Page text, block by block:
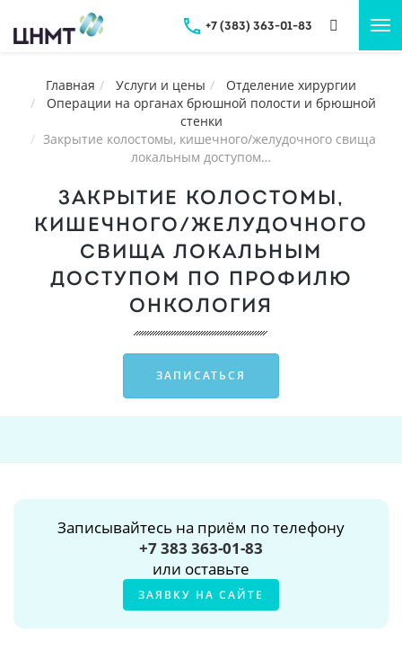
+7 (383) 363-01-83
Главная Услуги и цены
Отделение хирургии
Операции на органах брюшной полости и брюшной
стенки
Закрытие колостомы, кишечного/желудочного свища
локальным доступом…
ЗАКРЫТИЕ КОЛОСТОМЫ,
КИШЕЧНОГО/ЖЕЛУДОЧНОГО
СВИЩА ЛОКАЛЬНЫМ
ДОСТУПОМ ПО ПРОФИЛЮ
ОНКОЛОГИЯ
ЗАПИСАТЬСЯ
Записывайтесь на приём по телефону
+7 383 363-01-83
или оставьте
ЗАЯВКУ НА САЙТЕ